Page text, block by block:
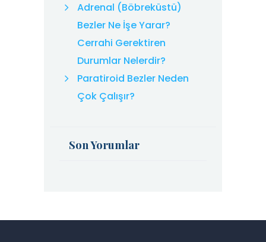
Adrenal (Böbreküstü)
Bezler Ne İşe Yarar?
Cerrahi Gerektiren
Durumlar Nelerdir?
Paratiroid Bezler Neden
Çok Çalışır?
Son Yorumlar